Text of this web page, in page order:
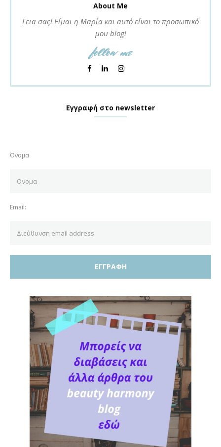
About Me
Γεια σας! Είμαι η Μαρία και αυτό είναι το προσωπικό
μου blog!
follow me
Εγγραφή στο newsletter
Όνομα
Email: